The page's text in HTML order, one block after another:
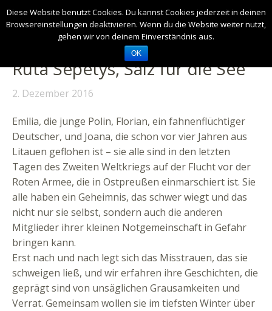
Ruta Sepetys, Salz für die See
2. Dezember 2016
Emilia, die junge Polin, Florian, ein fahnenflüchtiger
Deutscher, und Joana, die schon vor vier Jahren aus
Litauen geflohen ist – sie alle sind in den letzten
Tagen des Zweiten Weltkriegs auf der Flucht vor der
Roten Armee, die in Ostpreußen einmarschiert ist. Sie
alle haben ein Geheimnis, das schwer wiegt und das
nicht nur sie selbst, sondern auch die anderen
Mitglieder ihrer kleinen Notgemeinschaft in Gefahr
bringen kann.
Erst nach und nach legt sich das Misstrauen, das sie
schweigen ließ, und wir erfahren ihre Geschichten, die
geprägt sind von unsäglichen Grausamkeiten und
Verrat. Gemeinsam wollen sie im tiefsten Winter über
Diese Website benutzt Cookies. Du kannst Cookies jederzeit in deinen
Browsereinstellungen deaktivieren. Wenn du die Website weiter nutzt,
gehen wir von deinem Einverständnis aus.
OK